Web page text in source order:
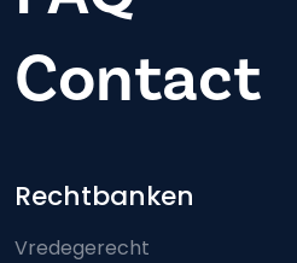
Contact
Footer-menu
Rechtbanken
Vredegerecht